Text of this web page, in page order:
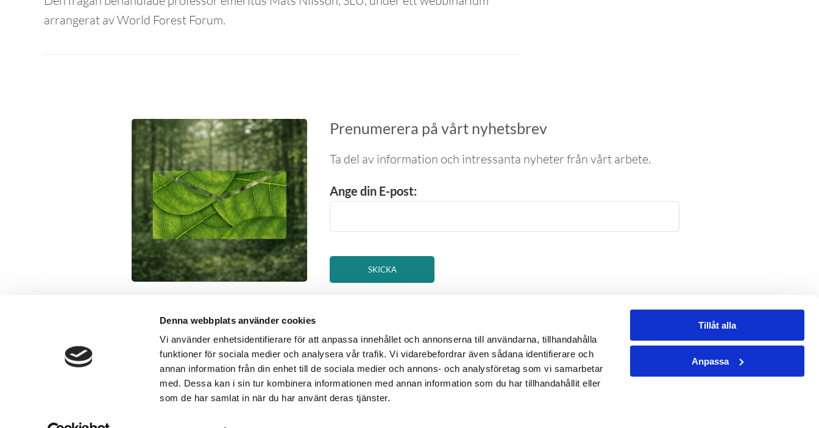
Denna webbplats använder cookies
Vi använder enhetsidentifierare för att anpassa innehållet och annonserna till användarna, tillhandahålla
funktioner för sociala medier och analysera vår trafik. Vi vidarebefordrar även sådana identifierare och
annan information från din enhet till de sociala medier och annons- och analysföretag som vi samarbetar
med. Dessa kan i sin tur kombinera informationen med annan information som du har tillhandahållit eller
som de har samlat in när du har använt deras tjänster.
Tillåt alla
Anpassa
arrangerat av World Forest Forum.
Prenumerera på vårt nyhetsbrev
Ta del av information och intressanta nyheter från vårt arbete.
Ange din E-post:
World Forest Forum
Integritetspolicy & Cookiehantering »
Följ oss i sociala medier